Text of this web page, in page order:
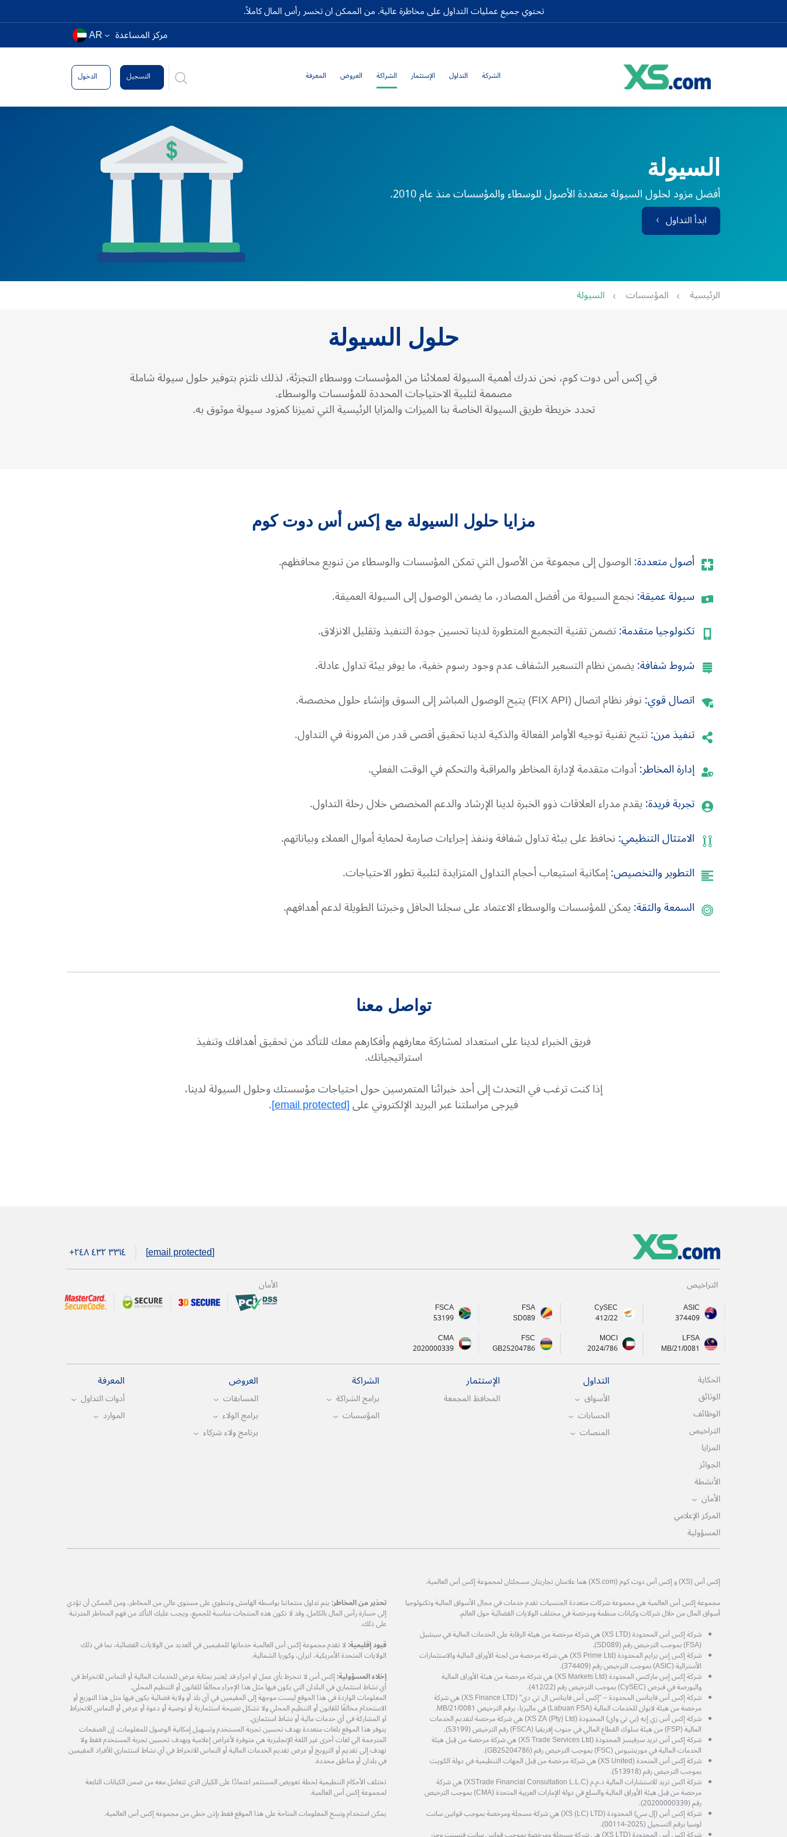
تحتوي جميع عمليات التداول على مخاطرة عالية. من الممكن ان تخسر رأس المال كاملاً.
مركز المساعدة AR
الشركة التداول الإستثمار الشراكة العروض المعرفة التسجيل الدخول
السيولة
أفضل مزود لحلول السيولة متعددة الأصول للوسطاء والمؤسسات منذ عام 2010.
ابدأ التداول
الرئيسية المؤسسات السيولة
حلول السيولة
في إكس أس دوت كوم، نحن ندرك أهمية السيولة لعملائنا من المؤسسات ووسطاء التجزئة، لذلك نلتزم بتوفير حلول سيولة شاملة
مصممة لتلبية الاحتياجات المحددة للمؤسسات والوسطاء.
تحدد خريطة طريق السيولة الخاصة بنا الميزات والمزايا الرئيسية التي تميزنا كمزود سيولة موثوق به.
مزايا حلول السيولة مع إكس أس دوت كوم
أصول متعددة:الوصول إلى مجموعة من الأصول التي تمكن المؤسسات والوسطاء من تنويع محافظهم.
سيولة عميقة:نجمع السيولة من أفضل المصادر، ما يضمن الوصول إلى السيولة العميقة.
تكنولوجيا متقدمة:تضمن تقنية التجميع المتطورة لدينا تحسين جودة التنفيذ وتقليل الانزلاق.
شروط شفافة:يضمن نظام التسعير الشفاف عدم وجود رسوم خفية، ما يوفر بيئة تداول عادلة.
اتصال قوي:نوفر نظام اتصال (FIX API) يتيح الوصول المباشر إلى السوق وإنشاء حلول مخصصة.
تنفيذ مرن:تتيح تقنية توجيه الأوامر الفعالة والذكية لدينا تحقيق أقصى قدر من المرونة في التداول.
إدارة المخاطر:أدوات متقدمة لإدارة المخاطر والمراقبة والتحكم في الوقت الفعلي.
تجربة فريدة:يقدم مدراء العلاقات ذوو الخبرة لدينا الإرشاد والدعم المخصص خلال رحلة التداول.
الامتثال التنظيمي:نحافظ على بيئة تداول شفافة وننفذ إجراءات صارمة لحماية أموال العملاء وبياناتهم.
التطوير والتخصيص:إمكانية استيعاب أحجام التداول المتزايدة لتلبية تطور الاحتياجات.
السمعة والثقة:يمكن للمؤسسات والوسطاء الاعتماد على سجلنا الحافل وخبرتنا الطويلة لدعم أهدافهم.
تواصل معنا
فريق الخبراء لدينا على استعداد لمشاركة معارفهم وأفكارهم معك للتأكد من تحقيق أهدافك وتنفيذ
استراتيجياتك.
إذا كنت ترغب في التحدث إلى أحد خبرائنا المتمرسين حول احتياجات مؤسستك وحلول السيولة لدينا،
فيرجى مراسلتنا عبر البريد الإلكتروني على[email protected]
.
[email protected] +۲٤۸ ٤۳۲ ۳۳۱٤
التراخيص
ASIC
374409
CySEC
412/22
FSA
SD089
FSCA
53199
LFSA
MB/21/0081
MOCI
2024/786
FSC
GB25204786
CMA
2020000339
الأمان
الحكاية
الوثائق
الوظائف
التراخيص
المزايا
الجوائز
الأنشطة
الأمان
المركز الإعلامي
المسؤولية
التداول
الأسواق
الحسابات
المنصات
الإستثمار
المحافظ المجمعة
الشراكة
برامج الشراكة
المؤسسات
العروض
المسابقات
برامج الولاء
برنامج ولاء شركاء
المعرفة
أدوات التداول
الموارد
إكس أس (XS) و إكس أس دوت كوم (XS.com) هما علامتان تجاريتان مسجلتان لمجموعة إكس أس العالمية.
مجموعة إكس أس العالمية هي مجموعة شركات متعددة الجنسيات تقدم خدمات في مجال الأسواق المالية وتكنولوجيا
أسواق المال من خلال شركات وكيانات منظمة ومرخصة في مختلف الولايات القضائية حول العالم.
شركة إكس أس المحدودة (XS LTD) هي شركة مرخصة من هيئة الرقابة على الخدمات المالية في سيشيل
(FSA) بموجب الترخيص رقم (SD089).
شركة إكس إس برايم المحدودة (XS Prime Ltd) هي شركة مرخصة من لجنة الأوراق المالية والاستثمارات
الأسترالية (ASIC) بموجب الترخيص رقم (374409).
شركة إكس إس ماركتس المحدودة (XS Markets Ltd) هي شركة مرخصة من هيئة الأوراق المالية
والبورصة في قبرص (CySEC) بموجب الترخيص رقم (412/22).
شركة إكس أس فاينانس المحدودة – "إكس أس فاينانس ال تي دي" (XS Finance LTD) هي شركة
مرخصة من هيئة لابوان للخدمات المالية (Labuan FSA) في ماليزيا، برقم الترخيص MB/21/0081.
شركة إكس أس زي إيه (بي تي واي) المحدودة (XS ZA (Pty) Ltd) هي شركة مرخصة لتقديم الخدمات
المالية (FSP) من هيئة سلوك القطاع المالي في جنوب إفريقيا (FSCA) رقم الترخيص (53199).
شركة إكس أس تريد سرفيسز المحدودة (XS Trade Services Ltd) هي شركة مرخصة من قِبل هيئة
الخدمات المالية في موريشيوس (FSC) بموجب الترخيص رقم (GB25204786).
شركة إكس أس المتحدة (XS United) هي شركة مرخصة من قِبل الجهات التنظيمية في دولة الكويت
بموجب الترخيص رقم (513918).
شركة اكس تريد للاستشارات المالية ذ.م.م (XSTrade Financial Consultation L.L.C) هي شركة
مرخصة من قِبل هيئة الأوراق المالية والسلع في دولة الإمارات العربية المتحدة (CMA) بموجب الترخيص
رقم (20200000339).
شركة إكس أس (إل سي) المحدودة (XS (LC) LTD) هي شركة مسجلة ومرخصة بموجب قوانين سانت
لوسيا برقم التسجيل (2025-00114).
تحذير من المخاطر: يتم تداول منتجاتنا بواسطة الهامش وتنطوي على مستوى عالي من المخاطر، ومن الممكن أن تؤدي
إلى خسارة رأس المال بالكامل. وقد لا تكون هذه المنتجات مناسبة للجميع، ويجب عليك التأكد من فهم المخاطر المترتبة
على ذلك.
قيود إقليمية: لا تقدم مجموعة إكس أس العالمية خدماتها للمقيمين في العديد من الولايات القضائية، بما في ذلك
الولايات المتحدة الأمريكية، ايران، وكوريا الشمالية.
إخلاء المسؤولية:إكس أس لا تنخرط بأي عمل او اجراء قد يُعتبر بمثابة عرض للخدمات المالية أو التماس للانخراط في
أي نشاط استثماري في البلدان التي يكون فيها مثل هذا الإجراء مخالفًا للقانون أو التنظيم المحلي.
المعلومات الواردة في هذا الموقع ليست موجهة إلى المقيمين في أي بلد أو ولاية قضائية يكون فيها مثل هذا التوزيع أو
الاستخدام مخالفًا للقانون أو التنظيم المحلي ولا تشكل نصيحة استثمارية أو توصية أو دعوة أو عرض أو التماس للانخراط
او المشاركة في أي خدمات مالية أو نشاط استثماري.
يتوفر هذا الموقع بلغات متعددة بهدف تحسين تجربة المستخدم وتسهيل إمكانية الوصول للمعلومات. إن الصفحات
المترجمة الي لغات أخرى غير اللغة الإنجليزية هي متوفرة لأغراض إعلامية وبهدف تحسين تجربة المستخدم فقط ولا
تهدف إلى تقديم أو الترويج أو عرض تقديم الخدمات المالية أو التماس للانخراط في أي نشاط استثماري للأفراد المقيمين
في بلدان أو مناطق محددة.
تختلف الأحكام التنظيمية لخطة تعويض المستثمر اعتمادًا على الكيان الذي تتعامل معه من ضمن الكيانات التابعة
لمجموعة إكس أس العالمية.
يمكن استخدام ونسخ المعلومات المتاحة على هذا الموقع فقط بإذن خطي من مجموعة إكس أس العالمية.